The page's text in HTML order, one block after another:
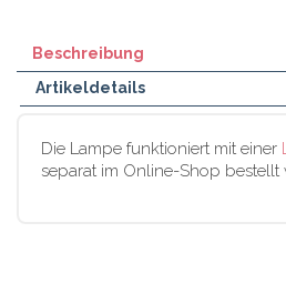
Beschreibung
Artikeldetails
Die Lampe funktioniert mit einer
separat im Online-Shop bestellt